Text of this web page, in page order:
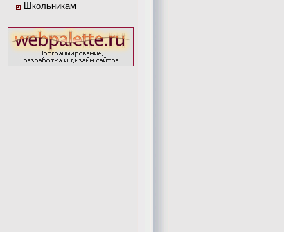
Школьникам